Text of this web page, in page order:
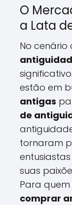
O
a Lata
No
estão em
antigas
de
tornaram
suas
Para
comprar